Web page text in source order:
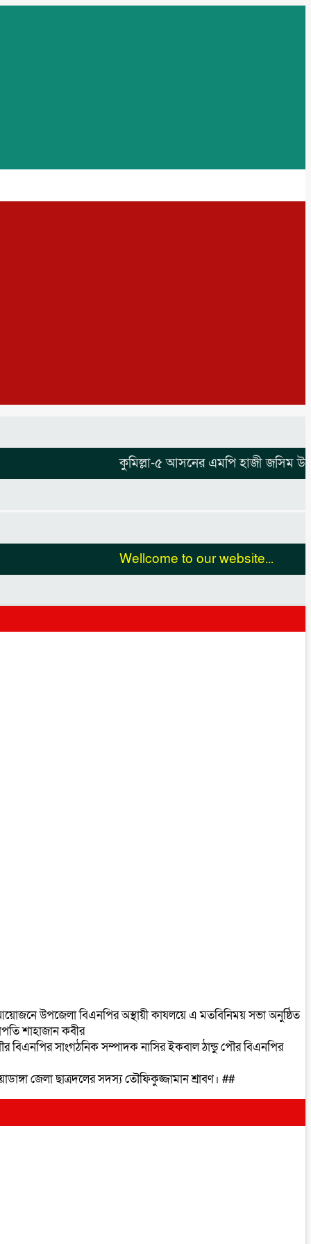
কুমিল্লা-৫ আসনের এমপি হাজী জসিম
Wellcome to our website...
উপজেলা বিএনপির অস্থায়ী কাযলয়ে এ মতবিনিময় সভা অনুষ্ঠিত
শাহাজান কবীর
সাংগঠনিক সম্পাদক নাসির ইকবাল ঠান্ডু পৌর বিএনপির
জেলা ছাত্রদলের সদস্য তৌফিকুজ্জামান শ্রাবণ। ##